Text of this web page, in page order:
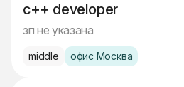
c++ developer
зп не указана
middle офис Москва